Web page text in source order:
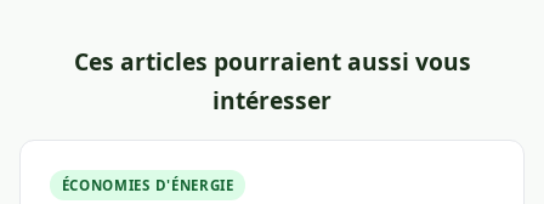
Ces articles pourraient aussi vous
intéresser
ÉCONOMIES D'ÉNERGIE